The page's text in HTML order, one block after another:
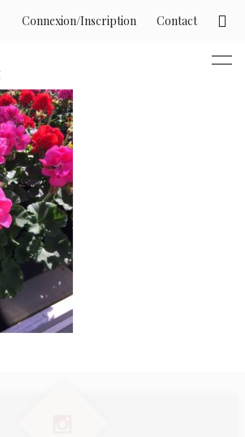
Connexion/Inscription Contact